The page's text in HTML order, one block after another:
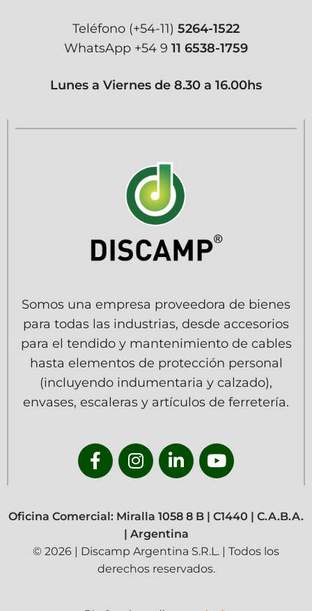
Teléfono (+54-11) 5264-1522
WhatsApp +54 9 11 6538-1759
Lunes a Viernes de 8.30 a 16.00hs
Somos una empresa proveedora de bienes
para todas las industrias, desde accesorios
para el tendido y mantenimiento de cables
hasta elementos de protección personal
(incluyendo indumentaria y calzado),
envases, escaleras y artículos de ferretería.
Oficina Comercial: Miralla 1058 8 B | C1440 | C.A.B.A.
| Argentina
© 2026 | Discamp Argentina S.R.L. | Todos los
derechos reservados.